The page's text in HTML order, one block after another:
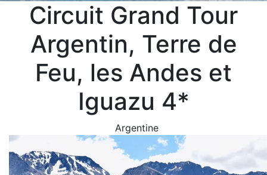
Circuit Grand Tour
Argentin, Terre de
Feu, les Andes et
Iguazu 4*
Argentine